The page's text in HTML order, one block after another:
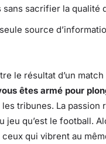
sacrifier la qualité
source
le résultat d’un
êtes armé pour
tribunes. La passion
qu’est le football.
qui vibrent au